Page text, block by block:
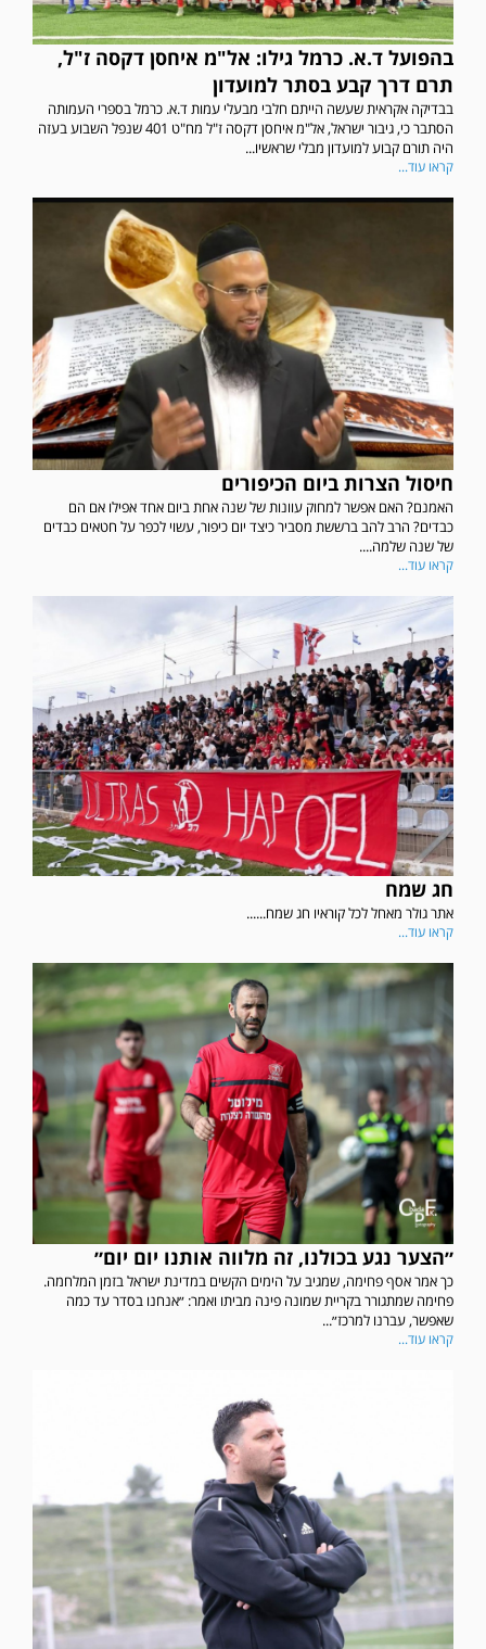
בהפועל ד.א. כרמל גילו: אל"מ איחסן דקסה ז"ל,
תרם דרך קבע בסתר למועדון
בבדיקה אקראית שעשה הייתם חלבי מבעלי עמות ד.א. כרמל בספרי העמותה
הסתבר כי, גיבור ישראל, אל"מ איחסן דקסה ז"ל מח"ט 401 שנפל השבוע בעזה
היה תורם קבוע למועדון מבלי שראשיו...
קראו עוד...
חיסול הצרות ביום הכיפורים
האמנם? האם אפשר למחוק עוונות של שנה אחת ביום אחד אפילו אם הם
כבדים? הרב להב ברששת מסביר כיצד יום כיפור, עשוי לכפר על חטאים כבדים
של שנה שלמה....
קראו עוד...
חג שמח
אתר גולר מאחל לכל קוראיו חג שמח......
קראו עוד...
״הצער נגע בכולנו, זה מלווה אותנו יום יום״
כך אמר אסף פחימה, שמגיב על הימים הקשים במדינת ישראל בזמן המלחמה.
פחימה שמתגורר בקריית שמונה פינה מביתו ואמר: ״אנחנו בסדר עד כמה
שאפשר, עברנו למרכז״...
קראו עוד...